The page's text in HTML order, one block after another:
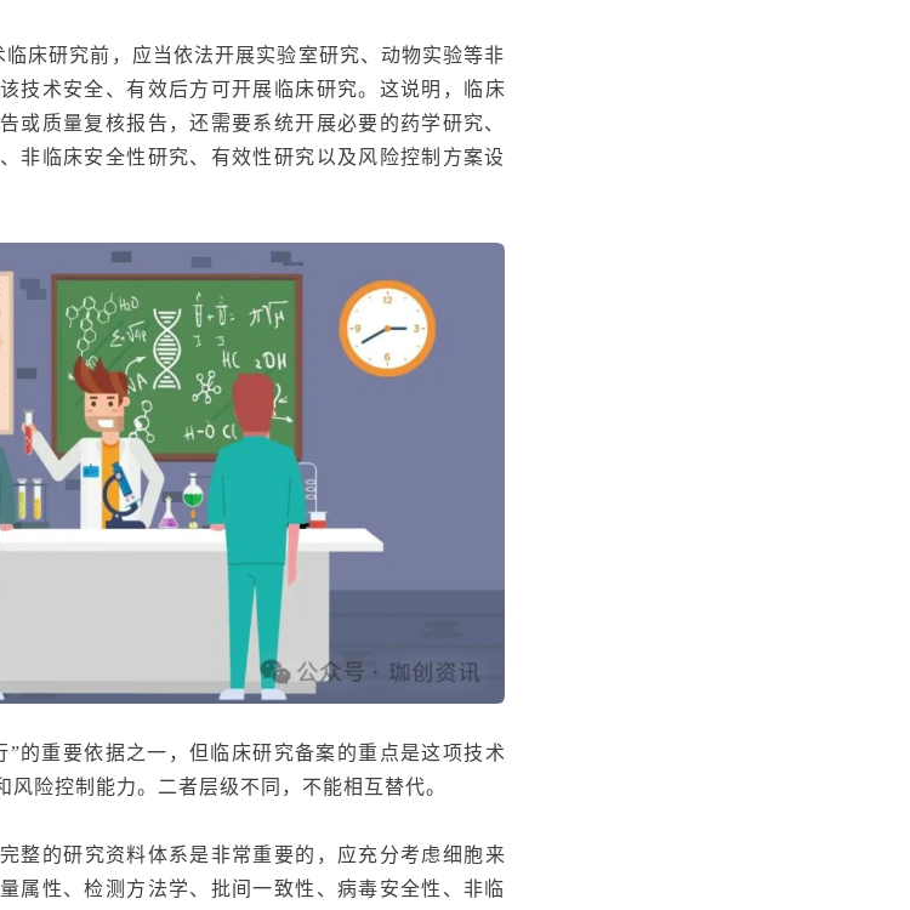
床研究前，应当依法开展实验室研究、动物实验等非
技术安全、有效后方可开展临床研究。 这说明，临床
或质量复核报告，还需要系统开展必要的药学研究、
非临床安全性研究、有效性研究以及风险控制方案设
”的重要依据之一，但临床研究备案的重点是这项技术
险控制能力。二者层级不同，不能相互替代。
整的研究资料体系是非常重要的，应充分考虑细胞来
属性、检测方法学、批间一致性、病毒安全性、非临